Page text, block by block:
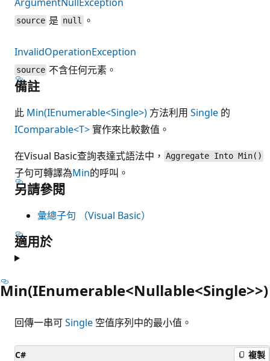
source 是 null 。
InvalidOperationException
source 不含任何元素。
備註
此 Min(IEnumerable<Single>) 方法利用 Single 的
IComparable<T>實作來比較數值。
在Visual Basic查詢表達式語法中， Aggregate Into Min()
子句可轉譯為Min的呼叫。
另請參閱
彙總子句 （Visual Basic）
適用於
Min(IEnumerable<Nullable<Single>>)
回傳一串可Single 空值序列中的最小值。
C# 複製